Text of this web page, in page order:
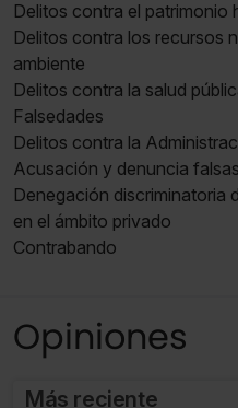
Delitos contra el patrimonio
Delitos contra los recursos
ambiente
Delitos contra la salud
Falsedades
Delitos contra la
Acusación y denuncia falsas
Denegación discriminatoria
en el ámbito privado
Contrabando
Opiniones
Más reciente